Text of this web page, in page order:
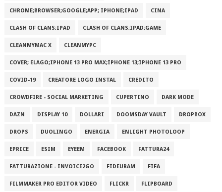
CHROME;BROWSER;GOOGLE;APP; IPHONE;IPAD CINA
CLASH OF CLANS;IPAD CLASH OF CLANS;IPAD;GAME
CLEANMYMAC X CLEANMYPC
COVER; ELAGO;IPHONE 13 PRO MAX;IPHONE 13;IPHONE 13 PRO
COVID-19 CREATORE LOGO INSTAL CREDITO
CROWDFIRE - SOCIAL MARKETING CUPERTINO DARK MODE
DAZN DISPLAY 10 DOLLARI DOOMSDAY VAULT DROPBOX
DROPS DUOLINGO ENERGIA ENLIGHT PHOTOLOOP
EPRICE ESIM EYEEM FACEBOOK FATTURA24
FATTURAZIONE - INVOICE2GO FIDEURAM FIFA
FILMMAKER PRO EDITOR VIDEO FLICKR FLIPBOARD